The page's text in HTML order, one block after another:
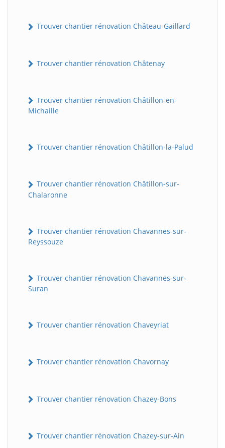
Trouver chantier rénovation Château-Gaillard
Trouver chantier rénovation Châtenay
Trouver chantier rénovation Châtillon-en-
Michaille
Trouver chantier rénovation Châtillon-la-Palud
Trouver chantier rénovation Châtillon-sur-
Chalaronne
Trouver chantier rénovation Chavannes-sur-
Reyssouze
Trouver chantier rénovation Chavannes-sur-
Suran
Trouver chantier rénovation Chaveyriat
Trouver chantier rénovation Chavornay
Trouver chantier rénovation Chazey-Bons
Trouver chantier rénovation Chazey-sur-Ain